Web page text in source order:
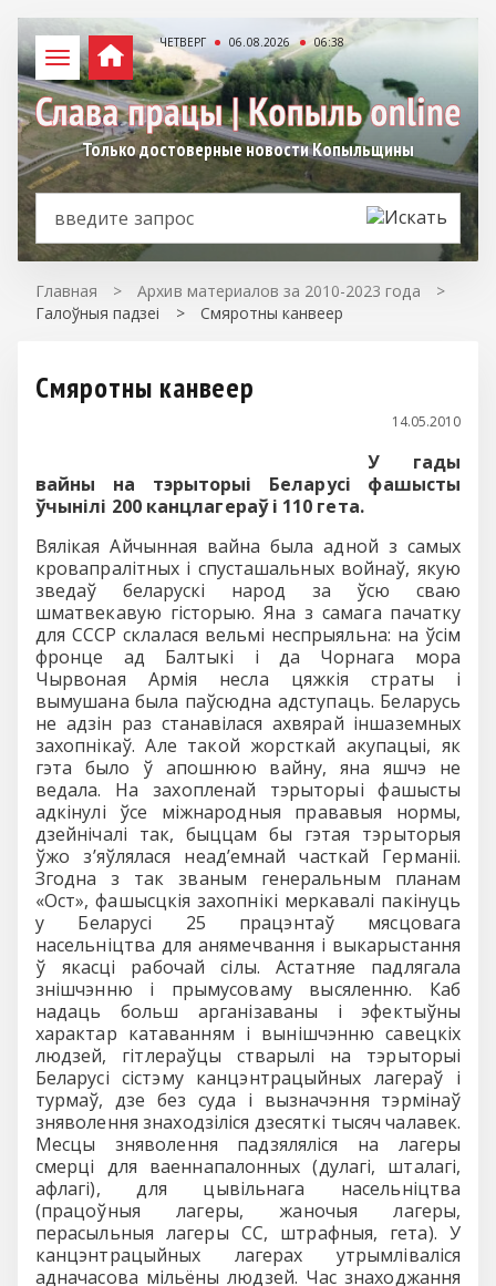
ЧЕТВЕРГ 06.08.2026 06:38
Только достоверные новости Копыльщины
Главная > Архив материалов за 2010-2023 года
>
Галоўныя падзеі
> Смяротны канвеер
Смяротны канвеер
14.05.2010
У гады
вайны на тэрыторыі Беларусі фашысты
ўчынілі 200 канцлагераў і 110 гета.
Вялікая Айчынная вайна была адной з самых
кровапралітных і спусташальных войнаў, якую
зведаў беларускі народ за ўсю сваю
шматвекавую гісторыю. Яна з самага пачатку
для СССР склалася вельмі неспрыяльна: на ўсім
фронце ад Балтыкі і да Чорнага мора
Чырвоная Армія несла цяжкія страты і
вымушана была паўсюдна адступаць. Беларусь
не адзін раз станавілася ахвярай іншаземных
захопнікаў. Але такой жорсткай акупацыі, як
гэта было ў апошнюю вайну, яна яшчэ не
ведала. На захопленай тэрыторыі фашысты
адкінулі ўсе міжнародныя прававыя нормы,
дзейнічалі так, быццам бы гэтая тэрыторыя
ўжо з’яўлялася неад’емнай часткай Германіі.
Згодна з так званым генеральным планам
«Ост», фашысцкія захопнікі меркавалі пакінуць
у Беларусі 25 працэнтаў мясцовага
насельніцтва для анямечвання і выкарыстання
ў якасці рабочай сілы. Астатняе падлягала
знішчэнню і прымусоваму высяленню. Каб
надаць больш арганізаваны і эфектыўны
характар катаванням і вынішчэнню савецкіх
людзей, гітлераўцы стварылі на тэрыторыі
Беларусі сістэму канцэнтрацыйных лагераў і
турмаў, дзе без суда і вызначэння тэрмінаў
зняволення знаходзіліся дзесяткі тысяч чалавек.
Месцы зняволення падзяляліся на лагеры
смерці для ваеннапалонных (дулагі, шталагі,
афлагі), для цывільнага насельніцтва
(працоўныя лагеры, жаночыя лагеры,
перасыльныя лагеры СС, штрафныя, гета). У
канцэнтрацыйных лагерах утрымліваліся
адначасова мільёны людзей. Час знаходжання